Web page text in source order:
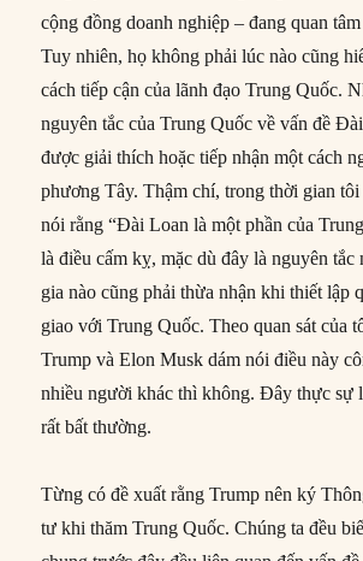
cộng đồng doanh nghiệp – đang quan
Tuy nhiên, họ không phải lúc nào cũng
cách tiếp cận của lãnh đạo Trung Quốc.
nguyên tắc của Trung Quốc về vấn đề
được giải thích hoặc tiếp nhận một cách
phương Tây. Thậm chí, trong thời gian
nói rằng “Đài Loan là một phần của
là điều cấm kỵ, mặc dù đây là nguyên tắc
gia nào cũng phải thừa nhận khi thiết lập
giao với Trung Quốc. Theo quan sát của
Trump và Elon Musk dám nói điều này
nhiều người khác thì không. Đây thực sự
rất bất thường.
Từng có đề xuất rằng Trump nên ký
tư khi thăm Trung Quốc. Chúng ta đều